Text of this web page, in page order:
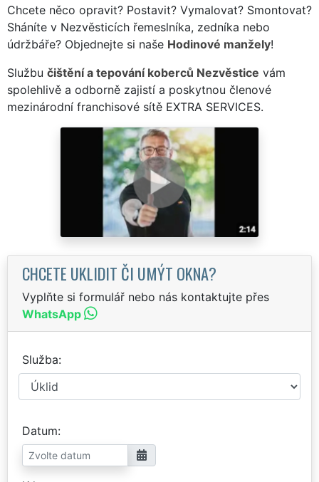
Chcete něco opravit? Postavit? Vymalovat? Smontovat?
Sháníte v Nezvěsticích řemeslníka, zedníka nebo
údržbáře? Objednejte si naše Hodinové manžely!
Službu čištění a tepování koberců Nezvěstice vám
spolehlivě a odborně zajistí a poskytnou členové
mezinárodní franchisové sítě EXTRA SERVICES.
CHCETE UKLIDIT ČI UMÝT OKNA?
Vyplňte si formulář nebo nás kontaktujte přes
WhatsApp
Služba
Datum